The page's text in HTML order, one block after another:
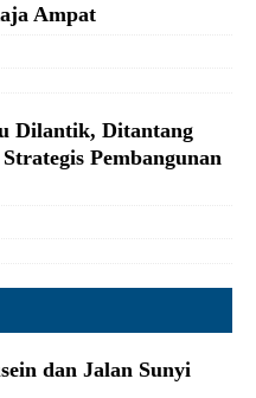
Ampat
Dilantik, Ditantang
Pembangunan
dan Jalan Sunyi